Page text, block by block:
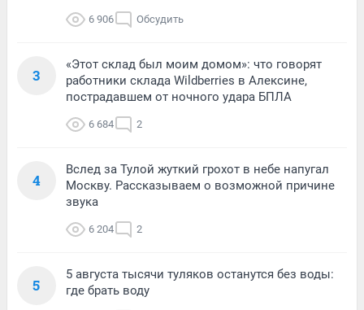
6 906 Обсудить
3
«Этот склад был моим домом»: что говорят
работники склада Wildberries в Алексине,
пострадавшем от ночного удара БПЛА
6 684 2
4
Вслед за Тулой жуткий грохот в небе напугал
Москву. Рассказываем о возможной причине
звука
6 204 2
5
5 августа тысячи туляков останутся без воды:
где брать воду